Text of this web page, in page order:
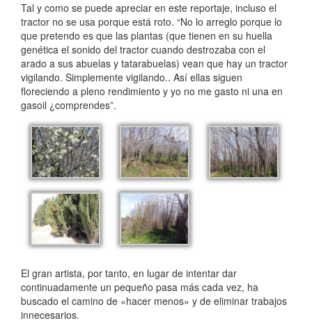
Tal y como se puede apreciar en este reportaje, incluso el
tractor no se usa porque está roto. “No lo arreglo porque lo
que pretendo es que las plantas (que tienen en su huella
genética el sonido del tractor cuando destrozaba con el
arado a sus abuelas y tatarabuelas) vean que hay un tractor
vigilando. Simplemente vigilando.. Así ellas siguen
floreciendo a pleno rendimiento y yo no me gasto ni una en
gasoil ¿comprendes”.
El gran artista, por tanto, en lugar de intentar dar
continuadamente un pequeño pasa más cada vez, ha
buscado el camino de «hacer menos» y de eliminar trabajos
innecesarios.